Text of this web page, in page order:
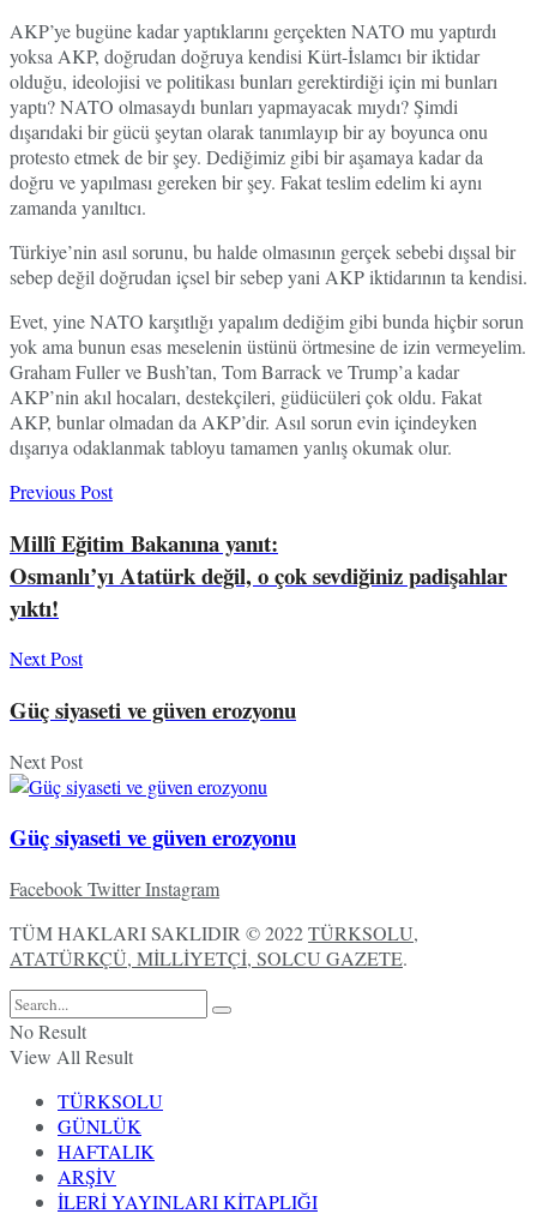
AKP’ye bugüne kadar yaptıklarını gerçekten NATO mu yaptırdı
yoksa AKP, doğrudan doğruya kendisi Kürt-İslamcı bir iktidar
olduğu, ideolojisi ve politikası bunları gerektirdiği için mi bunları
yaptı? NATO olmasaydı bunları yapmayacak mıydı? Şimdi
dışarıdaki bir gücü şeytan olarak tanımlayıp bir ay boyunca onu
protesto etmek de bir şey. Dediğimiz gibi bir aşamaya kadar da
doğru ve yapılması gereken bir şey. Fakat teslim edelim ki aynı
zamanda yanıltıcı.
Türkiye’nin asıl sorunu, bu halde olmasının gerçek sebebi dışsal bir
sebep değil doğrudan içsel bir sebep yani AKP iktidarının ta kendisi.
Evet, yine NATO karşıtlığı yapalım dediğim gibi bunda hiçbir sorun
yok ama bunun esas meselenin üstünü örtmesine de izin vermeyelim.
Graham Fuller ve Bush’tan, Tom Barrack ve Trump’a kadar
AKP’nin akıl hocaları, destekçileri, güdücüleri çok oldu. Fakat
AKP, bunlar olmadan da AKP’dir. Asıl sorun evin içindeyken
dışarıya odaklanmak tabloyu tamamen yanlış okumak olur.
Previous Post
Millî Eğitim Bakanına yanıt:
Osmanlı’yı Atatürk değil, o çok sevdiğiniz padişahlar
yıktı!
Next Post
Güç siyaseti ve güven erozyonu
Next Post
Güç siyaseti ve güven erozyonu
FacebookTwitterInstagram
TÜM HAKLARI SAKLIDIR © 2022TÜRKSOLU,
ATATÜRKÇÜ, MİLLİYETÇİ, SOLCU GAZETE.
No Result
View All Result
TÜRKSOLU
GÜNLÜK
HAFTALIK
ARŞİV
İLERİ YAYINLARI KİTAPLIĞI